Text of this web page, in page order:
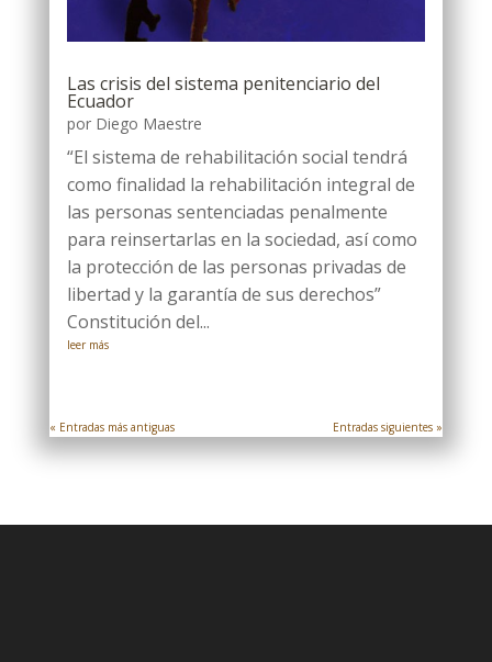
Las crisis del sistema penitenciario del
Ecuador
por Diego Maestre
“El sistema de rehabilitación social tendrá
como finalidad la rehabilitación integral de
las personas sentenciadas penalmente
para reinsertarlas en la sociedad, así como
la protección de las personas privadas de
libertad y la garantía de sus derechos”
Constitución del...
leer más
« Entradas más antiguas Entradas siguientes »